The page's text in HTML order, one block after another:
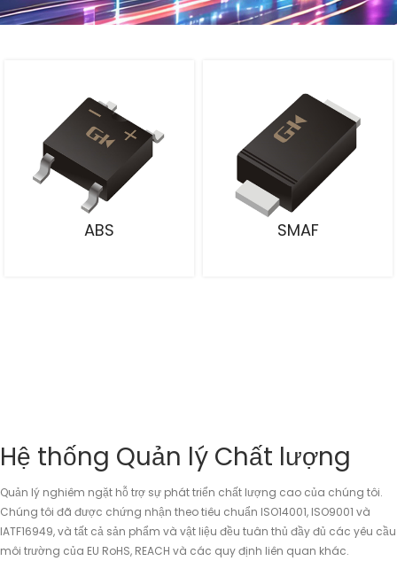
ABS SMAF
Hệ thống Quản lý Chất lượng
Quản lý nghiêm ngặt hỗ trợ sự phát triển chất lượng cao của chúng tôi.
Chúng tôi đã được chứng nhận theo tiêu chuẩn ISO14001, ISO9001 và
IATF16949, và tất cả sản phẩm và vật liệu đều tuân thủ đầy đủ các yêu cầu
môi trường của EU RoHS, REACH và các quy định liên quan khác.